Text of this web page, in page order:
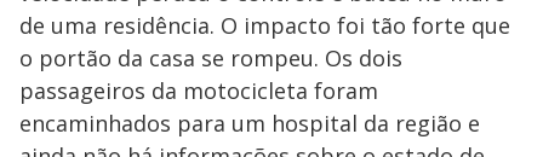
a
y
o
s o
s
M
u
d
de uma residência. O impacto foi tão forte que
o portão da casa se rompeu. Os dois
passageiros da motocicleta foram
encaminhados para um hospital da região e